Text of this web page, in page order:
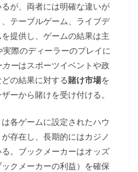
が、両者には明確な違いが
テーブルゲーム、ライブデ
提供し、ゲームの結果は主
際のディーラーのプレイに
カーはスポーツイベントや政
の結果に対する賭け市場を
ーから賭けを受け付ける。
各ゲームに設定されたハウ
存在し、長期的にはカジノ
。ブックメーカーはオッズ
クメーカーの利益）を確保